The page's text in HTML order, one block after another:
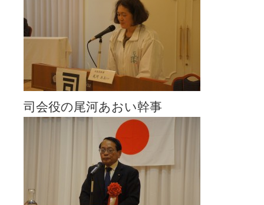
司会役の尾河あおい幹事